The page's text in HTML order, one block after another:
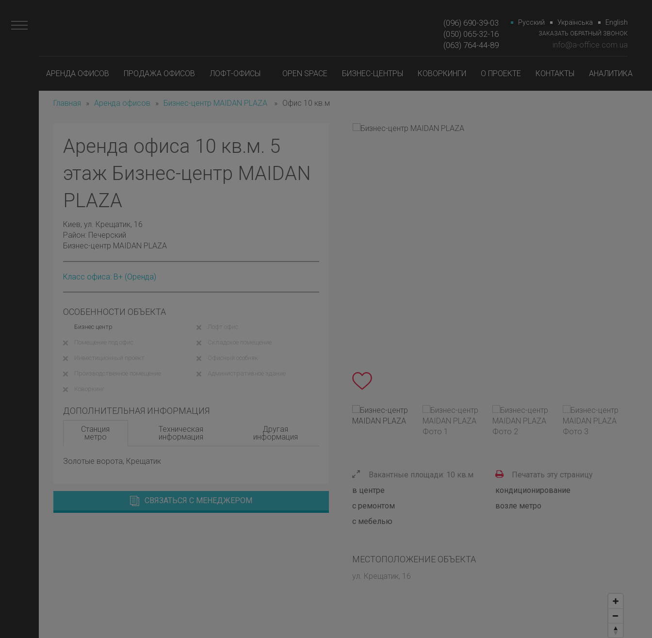
(096) 690-39-03
(050) 065-32-16
(063) 764-44-89‎‎
Русский Українська English
ЗАКАЗАТЬ ОБРАТНЫЙ ЗВОНОК
info@a-office.com.ua
АРЕНДА ОФИСОВ ПРОДАЖА ОФИСОВ ЛОФТ-ОФИСЫ OPEN SPACE БИЗНЕС-ЦЕНТРЫ КОВОРКИНГИ О ПРОЕКТЕ КОНТАКТЫ АНАЛИТИКА
Главная » Аренда офисов » Бизнес-центр MAIDAN PLAZA » Офис 10 кв.м
Аренда офиса 10 кв.м. 5
этаж Бизнес-центр MAIDAN
PLAZA
Киев, ул. Крещатик, 16
Район: Печерский
Бизнес-центр MAIDAN PLAZA
Класс офиса: B+ (оренда)
ОСОБЕННОСТИ ОБЪЕКТА
Бизнес центр Лофт офис
Помещение под офис Складское помещение
Инвестиционный проект Офисный особняк
Производственное помещение Административное здание
Коворкинг
ДОПОЛНИТЕЛЬНАЯ ИНФОРМАЦИЯ
Станция
метро
Техническая
информация
Другая
информация
Золотые ворота, Крещатик
СВЯЗАТЬСЯ С МЕНЕДЖЕРОМ
Вакантные площади: 10 кв.м
Печатать эту страницу
в центре
кондиционирование
с ремонтом
возле метро
с мебелью
МЕСТОПОЛОЖЕНИЕ ОБЪЕКТА
ул. Крещатик, 16